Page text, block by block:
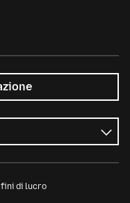
fini di lucro